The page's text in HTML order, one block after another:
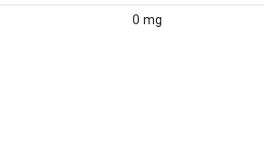
0 mg